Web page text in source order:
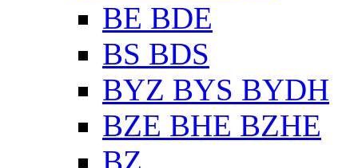
BE BDE
BS BDS
BYZ BYS BYDH
BZE BHE BZHE